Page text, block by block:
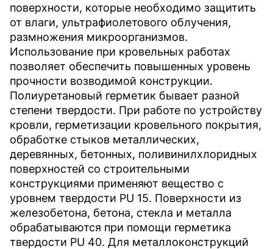
поверхности, которые необходимо защитить
от влаги, ультрафиолетового облучения,
размножения микроорганизмов.
Использование при кровельных работах
позволяет обеспечить повышенных уровень
прочности возводимой конструкции.
Полиуретановый герметик бывает разной
степени твердости. При работе по устройству
кровли, герметизации кровельного покрытия,
обработке стыков металлических,
деревянных, бетонных, поливинилхлоридных
поверхностей со строительными
конструкциями применяют вещество с
уровнем твердости PU 15. Поверхности из
железобетона, бетона, стекла и металла
обрабатываются при помощи герметика
твердости PU 40. Для металлоконструкций